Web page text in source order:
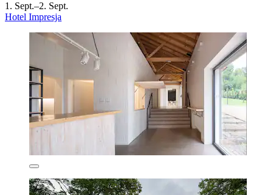
1. Sept.–2. Sept.
Hotel Impresja